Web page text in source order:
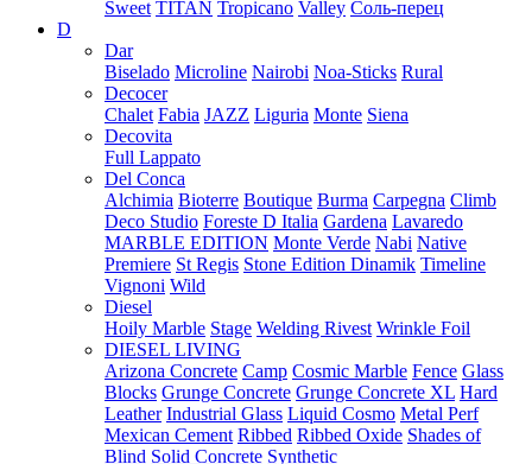
Sweet TITAN Tropicano Valley Соль-перец
D
Dar
Biselado Microline Nairobi Noa-Sticks Rural
Decocer
Chalet Fabia JAZZ Liguria Monte Siena
Decovita
Full Lappato
Del Conca
Alchimia Bioterre Boutique Burma Carpegna Climb
Deco Studio Foreste D Italia Gardena Lavaredo
MARBLE EDITION Monte Verde Nabi Native
Premiere St Regis Stone Edition Dinamik Timeline
Vignoni Wild
Diesel
Hoily Marble Stage Welding Rivest Wrinkle Foil
DIESEL LIVING
Arizona Concrete Camp Cosmic Marble Fence Glass
Blocks Grunge Concrete Grunge Concrete XL Hard
Leather Industrial Glass Liquid Cosmo Metal Perf
Mexican Cement Ribbed Ribbed Oxide Shades of
Blind Solid Concrete Synthetic